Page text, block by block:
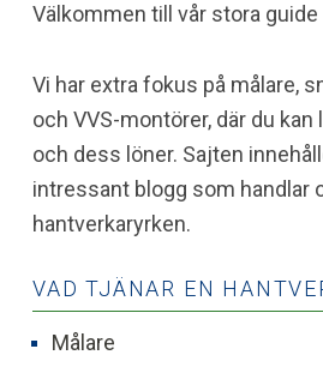
Välkommen till vår stora
Vi har extra fokus på målare,
och VVS-montörer, där du
och dess löner. Sajten
intressant blogg som handlar
hantverkaryrken.
VAD TJÄNAR EN
Målare